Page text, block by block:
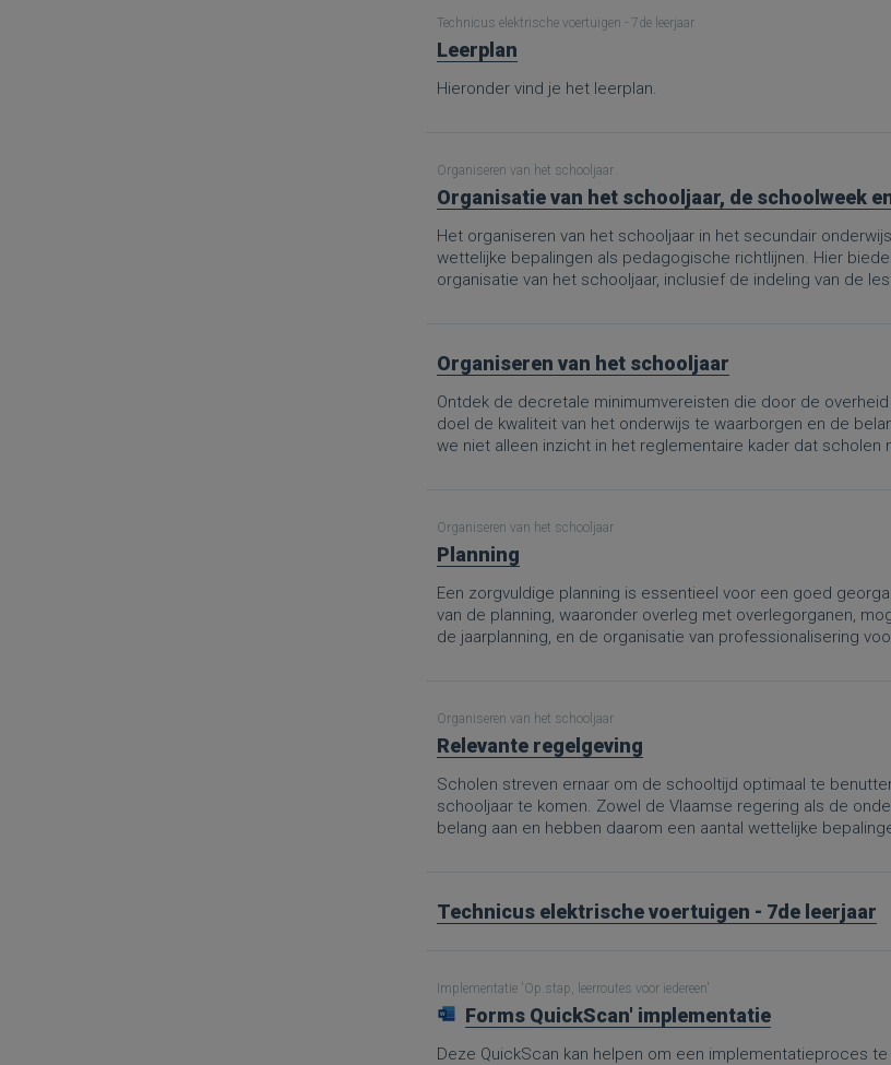
Technicus elektrische voertuigen - 7de leerjaar
Leerplan
Hieronder vind je het leerplan.
Organiseren van het schooljaar
Organisatie van het schooljaar, de schoolweek
Het organiseren van het schooljaar in het secundair
wettelijke bepalingen als pedagogische richtlijnen. Hier
organisatie van het schooljaar, inclusief de indeling van de
Organiseren van het schooljaar
Ontdek de decretale minimumvereisten die door de
doel de kwaliteit van het onderwijs te waarborgen en de
we niet alleen inzicht in het reglementaire kader dat
het schooljaar, dat definitief werd goedgekeurd op 8 mei
Organiseren van het schooljaar
Planning
Een zorgvuldige planning is essentieel voor een goed
van de planning, waaronder overleg met overlegorganen,
de jaarplanning, en de organisatie van professionalisering
Organiseren van het schooljaar
Relevante regelgeving
Scholen streven ernaar om de schooltijd optimaal te
schooljaar te komen. Zowel de Vlaamse regering als de
belang aan en hebben daarom een aantal wettelijke
Technicus elektrische voertuigen - 7de leerjaar
Implementatie 'Op.stap, leerroutes voor iedereen'
Forms QuickScan' implementatie
Deze QuickScan kan helpen om een implementatieproces